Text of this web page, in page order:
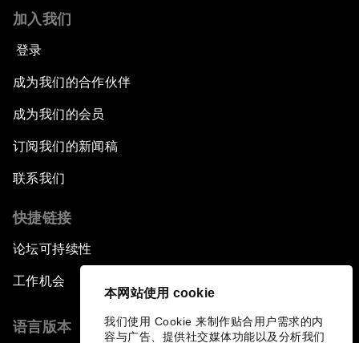
本网站使用 cookie
我们使用 Cookie 来制作贴合用户需求的内
容与广告、提供社交媒体功能以及分析我们
加入我们
登录
成为我们的合作伙伴
成为我们的会员
订阅我们的新闻稿
联系我们
快捷链接
论坛可持续性
工作机会
语言版本